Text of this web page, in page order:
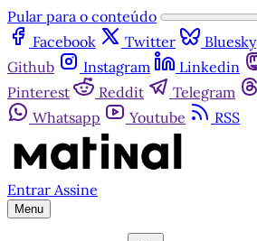
Pular para o conteúdo
Facebook
Twitter Bluesky
Github
Instagram Linkedin
Pinterest
Reddit Telegram
Whatsapp
Youtube RSS
Entrar Assine
Menu